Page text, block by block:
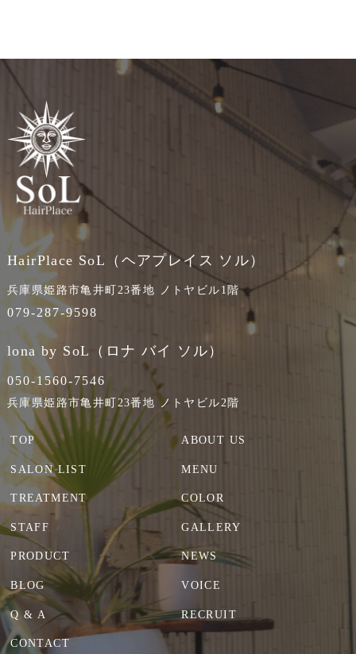
HairPlace SoL（ヘアプレイス ソル）
兵庫県姫路市亀井町23番地 ノトヤビル1階
079-287-9598
lona by SoL（ロナ バイ ソル）
050-1560-7546
兵庫県姫路市亀井町23番地 ノトヤビル2階
TOP ABOUT US
SALON LIST MENU
TREATMENT COLOR
STAFF GALLERY
PRODUCT NEWS
BLOG VOICE
Q & A RECRUIT
CONTACT